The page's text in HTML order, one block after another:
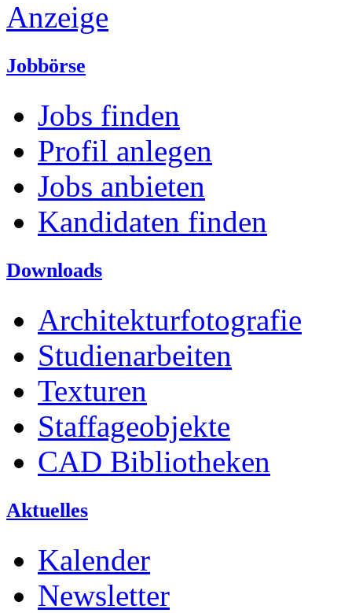
Anzeige
Jobbörse
Jobs finden
Profil anlegen
Jobs anbieten
Kandidaten finden
Downloads
Architekturfotografie
Studienarbeiten
Texturen
Staffageobjekte
CAD Bibliotheken
Aktuelles
Kalender
Newsletter